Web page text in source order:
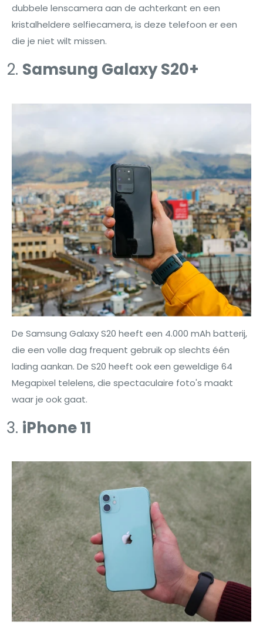
dubbele lenscamera aan de achterkant en een
kristalheldere selfiecamera, is deze telefoon er een
die je niet wilt missen.
Samsung Galaxy S20+
De Samsung Galaxy S20 heeft een 4.000 mAh batterij,
die een volle dag frequent gebruik op slechts één
lading aankan. De S20 heeft ook een geweldige 64
Megapixel telelens, die spectaculaire foto's maakt
waar je ook gaat.
iPhone 11